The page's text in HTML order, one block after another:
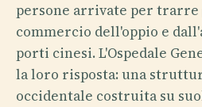
persone arrivate per
commercio dell'oppio e
porti cinesi. L'Ospedale
la loro risposta: una
occidentale costruita su